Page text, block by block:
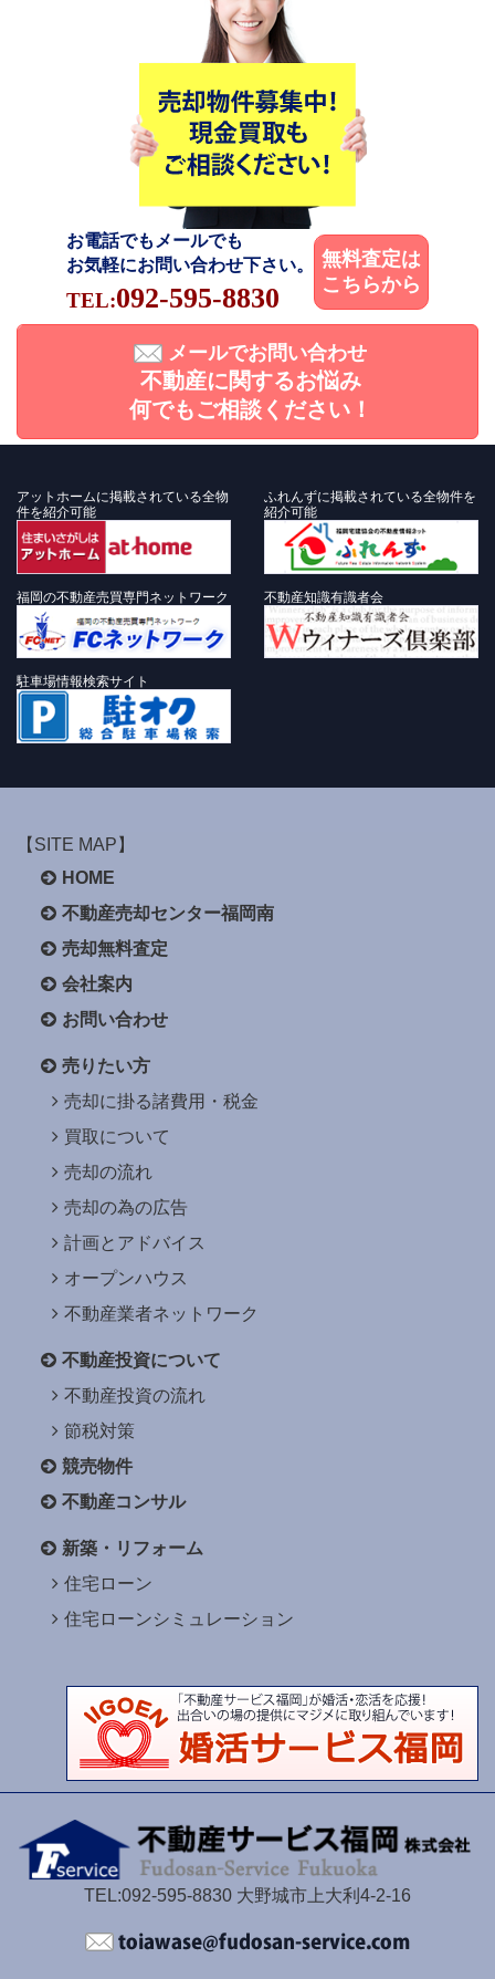
お電話でもメールでも
お気軽にお問い合わせ下さい。
TEL:092-595-8830
無料査定は
こちらから
メールでお問い合わせ
不動産に関するお悩み
何でもご相談ください！
アットホームに掲載されている全物
件を紹介可能
ふれんずに掲載されている全物件を
紹介可能
福岡の不動産売買専門ネットワーク 不動産知識有識者会
駐車場情報検索サイト
【SITE MAP】
HOME
不動産売却センター福岡南
売却無料査定
会社案内
お問い合わせ
売りたい方
売却に掛る諸費用・税金
買取について
売却の流れ
売却の為の広告
計画とアドバイス
オープンハウス
不動産業者ネットワーク
不動産投資について
不動産投資の流れ
節税対策
競売物件
不動産コンサル
新築・リフォーム
住宅ローン
住宅ローンシミュレーション
TEL:092-595-8830 大野城市上大利4-2-16